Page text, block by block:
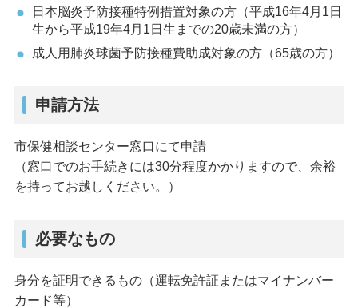
日本脳炎予防接種特例措置対象の方（平成16年4月1日
生から平成19年4月1日生までの20歳未満の方）
成人用肺炎球菌予防接種費助成対象の方（65歳の方）
申請方法
市保健相談センター窓口にて申請
（窓口でのお手続きには30分程度かかりますので、余裕
を持ってお越しください。）
必要なもの
身分を証明できるもの（運転免許証またはマイナンバー
カード等）